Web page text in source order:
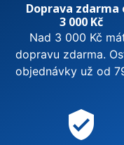
Doprava zdarma
3 000 Kč
Nad 3 000 Kč
dopravu zdarma.
objednávky už od
verified_user